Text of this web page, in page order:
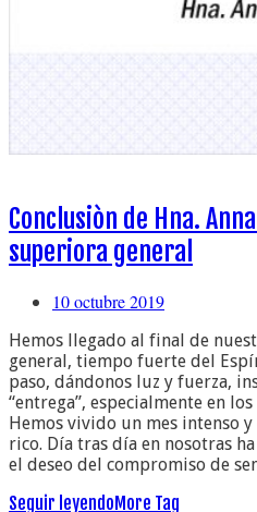
Conclusiòn de Hna.
superiora general
10 octubre 2019
Hemos llegado al final de
general, tiempo fuerte del
paso, dándonos luz y fuerza,
“entrega”, especialmente en
Hemos vivido un mes intenso
rico. Día tras día en nosotras
el deseo del compromiso de
Seguir leyendoMore Tag